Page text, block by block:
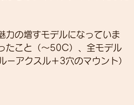
たこと（～50C）、全モデル
アクスル＋3穴のマウント）